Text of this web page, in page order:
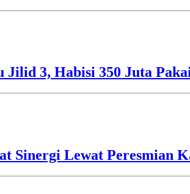
3, Habisi 350 Juta
Sinergi Lewat Peresmian